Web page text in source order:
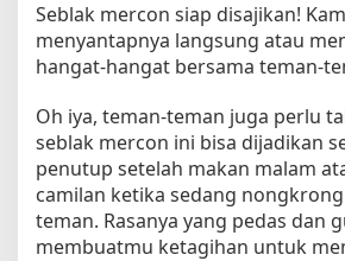
Seblak mercon siap disajikan!
menyantapnya langsung atau
hangat-hangat bersama teman-
Oh iya, teman-teman juga perlu
seblak mercon ini bisa dijadikan
penutup setelah makan malam
camilan ketika sedang
teman. Rasanya yang pedas dan
membuatmu ketagihan untuk